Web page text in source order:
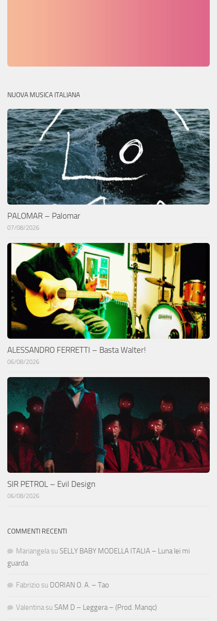
NUOVA MUSICA ITALIANA
PALOMAR – Palomar
07/08/2026
ALESSANDRO FERRETTI – Basta Walter!
06/08/2026
SIR PETROL – Evil Design
06/08/2026
COMMENTI RECENTI
Mariangela su SELLY BABY MODELLA ITALIA – Luna lei mi
guarda
Fabrizio su DORIAN O. A. – Tao
Valentina su SAM D – Leggera – (Prod. Manqc)